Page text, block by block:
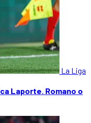
La Liga
Laporte. Romano o